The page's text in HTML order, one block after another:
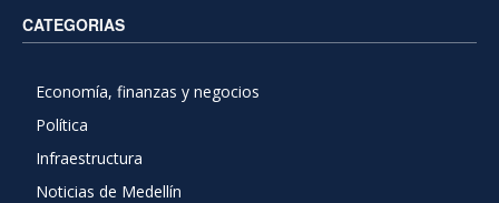
CATEGORIAS
Economía, finanzas y negocios
Política
Infraestructura
Noticias de Medellín